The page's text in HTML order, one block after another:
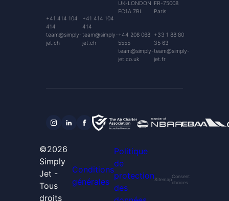
+41 414 104
414
team@simply-
jet.ch
+41 414 104
414
team@simply-
jet.ch
UK-LONDON
EC1A 7BL
+44 208 068
5555
team@simply-
jet.co.uk
FR-75008
Paris
+33 1 88 80
35 63
team@simply-
jet.fr
©2026
Simply
Jet -
Tous
droits
Conditions
générales
Politique
de
protection
des
Sitemap
Consent
choices